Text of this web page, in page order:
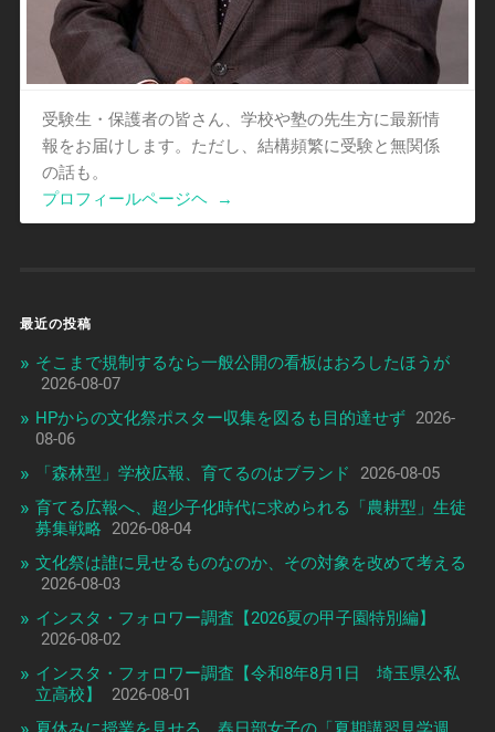
受験生・保護者の皆さん、学校や塾の先生方に最新情
報をお届けします。ただし、結構頻繁に受験と無関係
の話も。
プロフィールページヘ
→
最近の投稿
そこまで規制するなら一般公開の看板はおろしたほうが
2026-08-07
HPからの文化祭ポスター収集を図るも目的達せず 2026-
08-06
「森林型」学校広報、育てるのはブランド
2026-08-05
育てる広報へ、超少子化時代に求められる「農耕型」生徒
募集戦略
2026-08-04
文化祭は誰に見せるものなのか、その対象を改めて考える
2026-08-03
インスタ・フォロワー調査【2026夏の甲子園特別編】
2026-08-02
インスタ・フォロワー調査【令和8年8月1日 埼玉県公私
立高校】
2026-08-01